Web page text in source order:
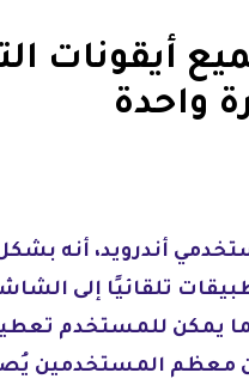
واحدة
أندرويد، أنه
تلقائيًا إلى
يمكن للمستخدم
معظم المستخدمين